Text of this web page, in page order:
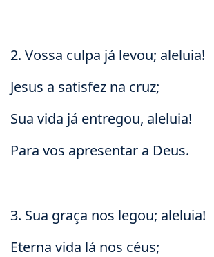
2. Vossa culpa já levou; aleluia!
Jesus a satisfez na cruz;
Sua vida já entregou, aleluia!
Para vos apresentar a Deus.
3. Sua graça nos legou; aleluia!
Eterna vida lá nos céus;